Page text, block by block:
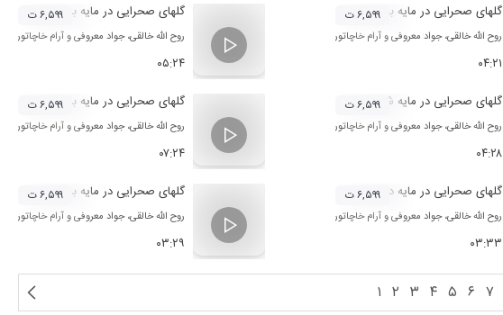
گلهای صحرایی در مایه بیات اصفهان 3
روح الله خالقی،جواد معروفیوآرام خاچاتوریان
۰۴:۲۱
۶,۵۹۹ ت گلهای صحرایی در مایه بیات ترک 2
روح الله خالقی،جواد معروفیوآرام خاچاتوریان
۰۵:۲۴
۶,۵۹۹ ت
گلهای صحرایی در مایه شوشتری 2
روح الله خالقی،جواد معروفیوآرام خاچاتوریان
۰۴:۲۸
۶,۵۹۹ ت گلهای صحرایی در مایه بیات اصفهان 2
روح الله خالقی،جواد معروفیوآرام خاچاتوریان
۰۷:۲۴
۶,۵۹۹ ت
گلهای صحرایی در مایه دشتی
روح الله خالقی،جواد معروفیوآرام خاچاتوریان
۰۳:۳۳
۶,۵۹۹ ت گلهای صحرایی در مایه بیات ترک
روح الله خالقی،جواد معروفیوآرام خاچاتوریان
۰۳:۲۹
۶,۵۹۹ ت
۱ ۲ ۳ ۴ ۵ ۶ ۷